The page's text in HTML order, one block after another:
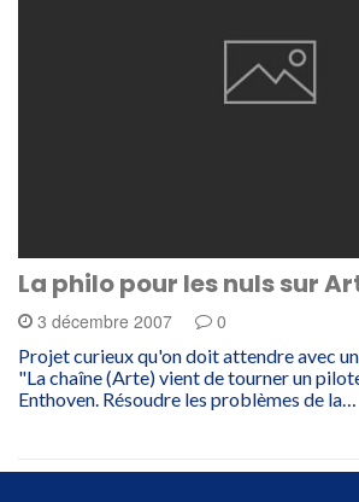
La philo pour les nuls sur
3 décembre 2007 0
Projet curieux qu'on doit attendre avec
"La chaîne (Arte) vient de tourner un
Enthoven. Résoudre les problèmes de la…